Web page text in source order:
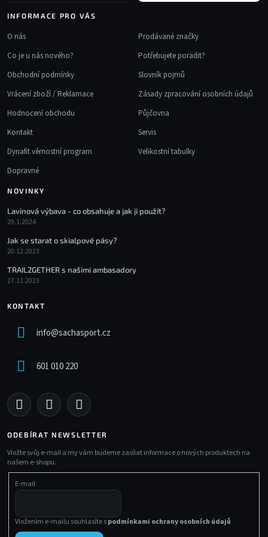
INFORMACE PRO VÁS
O nás
Co je u nás nového?
Obchodní podmínky
Vrácení zboží / Reklamace
Hodnocení obchodu
Kontakt
Dynafit věrnostní program
Dopravné
Prodávané značky
Potřebujete poradit?
Slovník pojmů
Zásady zpracování osobních údajů
Půjčovna
Servis
Velikostní tabulky
NOVINKY
Lavinová výbava - co obsahuje a jak ji použít?
29.1.2024
Jak se starat o skialpové pásy?
20.12.2023
TRAIL2GETHER s našimi ambasadory
27.11.2023
KONTAKT
info@sachasport.cz
601 010 220
ODEBÍRAT NEWSLETTER
Vložte svůj e-mail a my vám budeme zasílat informace o nových produktech na
našem e-shopu.
E-mail
Vložením e-mailu souhlasíte spodmínkami ochrany osobních údajů